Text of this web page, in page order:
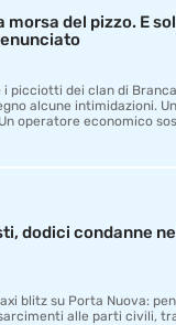
del pizzo. E
picciotti dei clan di
alcune intimidazioni.
operatore economico
dodici condanne
blitz su Porta Nuova:
alle parti civili,